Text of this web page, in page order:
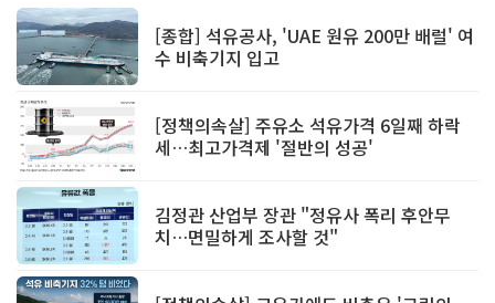
[종합] 석유공사, 'UAE 원유 200만 배럴' 여
수 비축기지 입고
[정책의속살] 주유소 석유가격 6일째 하락
세…최고가격제 '절반의 성공'
김정관 산업부 장관 "정유사 폭리 후안무
치…면밀하게 조사할 것"